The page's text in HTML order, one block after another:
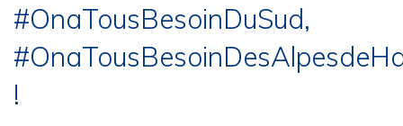
#OnaTousBesoinDuSud,
!